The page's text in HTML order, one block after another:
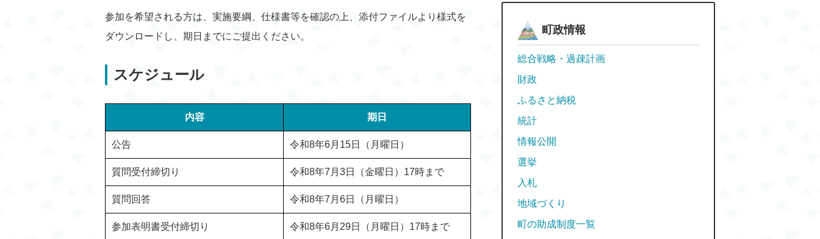
参加を希望される方は、実施要綱、仕様書等を確認の上、添付ファイルより様式を
ダウンロードし、期日までにご提出ください。
スケジュール
内容 期日
公告 令和8年6月15日（月曜日）
質問受付締切り 令和8年7月3日（金曜日）17時まで
質問回答 令和8年7月6日（月曜日）
参加表明書受付締切り 令和8年6月29日（月曜日）17時まで
町政情報
総合戦略・過疎計画
財政
ふるさと納税
統計
情報公開
選挙
入札
地域づくり
町の助成制度一覧